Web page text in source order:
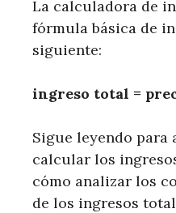
La calculadora de
fórmula básica de
siguiente:
ingreso total =
Sigue leyendo para
calcular los
cómo analizar los
de los ingresos